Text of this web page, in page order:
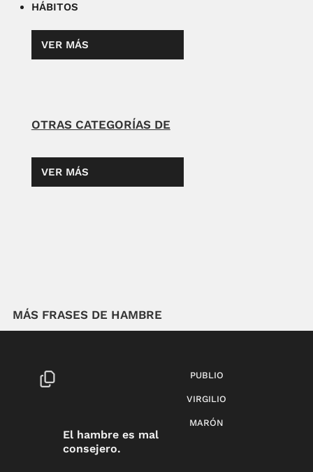
HÁBITOS
VER MÁS
OTRAS CATEGORÍAS DE
VER MÁS
MÁS FRASES DE HAMBRE
El hambre es mal
consejero.
PUBLIO
VIRGILIO
MARÓN